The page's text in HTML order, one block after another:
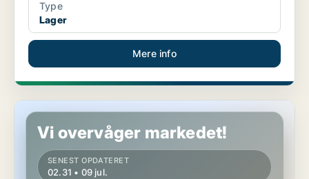
Type
Lager
Mere info
Lager i Kjellerup
Vi overvåger markedet!
SENEST OPDATERET
02.31 • 09 jul.